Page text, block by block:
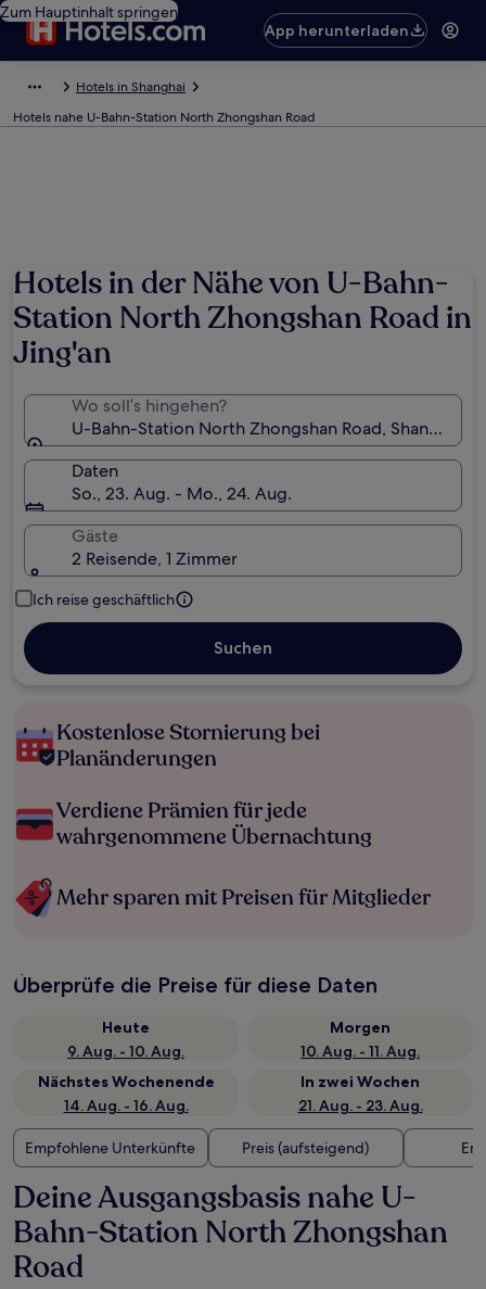
Zum Hauptinhalt springen
App herunterladen
Hotels in Shanghai
Hotels nahe U-Bahn-Station North Zhongshan Road
Hotels in der Nähe von U-Bahn-
Station North Zhongshan Road in
Jing'an
Wo soll’s hingehen?
U-Bahn-Station North Zhongshan Road, Shanghai,
Daten
So., 23. Aug. - Mo., 24. Aug.
Gäste
2 Reisende, 1 Zimmer
Ich reise geschäftlich
Suchen
Kostenlose Stornierung bei
Planänderungen
Verdiene Prämien für jede
wahrgenommene Übernachtung
Mehr sparen mit Preisen für Mitglieder
Überprüfe die Preise für diese Daten
Heute
9. Aug. - 10. Aug.
Morgen
10. Aug. - 11. Aug.
Nächstes Wochenende
14. Aug. - 16. Aug.
In zwei Wochen
21. Aug. - 23. Aug.
Empfohlene Unterkünfte Preis (aufsteigend)
Deine Ausgangsbasis nahe U-
Bahn-Station North Zhongshan
Road